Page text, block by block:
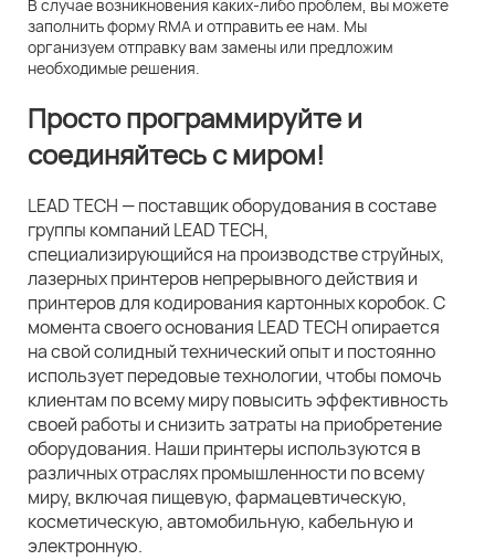
В случае возникновения каких-либо проблем, вы можете
заполнить форму RMA и отправить ее нам. Мы
организуем отправку вам замены или предложим
необходимые решения.
Просто программируйте и
соединяйтесь с миром!
LEAD TECH — поставщик оборудования в составе
группы компаний LEAD TECH,
специализирующийся на производстве струйных,
лазерных принтеров непрерывного действия и
принтеров для кодирования картонных коробок. С
момента своего основания LEAD TECH опирается
на свой солидный технический опыт и постоянно
использует передовые технологии, чтобы помочь
клиентам по всему миру повысить эффективность
своей работы и снизить затраты на приобретение
оборудования. Наши принтеры используются в
различных отраслях промышленности по всему
миру, включая пищевую, фармацевтическую,
косметическую, автомобильную, кабельную и
электронную.